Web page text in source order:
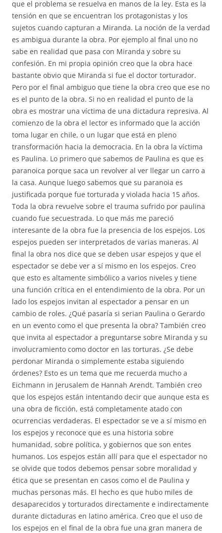
que el problema se resuelva en manos de la ley. Esta es la
tensión en que se encuentran los protagonistas y los
sujetos cuando capturan a Miranda. La noción de la verdad
es ambigua durante la obra. Por ejemplo al final uno no
sabe en realidad que pasa con Miranda y sobre su
confesión. En mi propia opinión creo que la obra hace
bastante obvio que Miranda si fue el doctor torturador.
Pero por el final ambiguo que tiene la obra creo que ese no
es el punto de la obra. Si no en realidad el punto de la
obra es mostrar una víctima de una dictadura represiva. Al
comienzo de la obra el lector es informado que la acción
toma lugar en chile, o un lugar que está en pleno
transformación hacia la democracia. En la obra la víctima
es Paulina. Lo primero que sabemos de Paulina es que es
paranoica porque saca un revolver al ver llegar un carro a
la casa. Aunque luego sabemos que su paranoia es
justificada porque fue torturada y violada hacia 15 años.
Toda la obra revuelve sobre el trauma sufrido por paulina
cuando fue secuestrada. Lo que más me pareció
interesante de la obra fue la presencia de los espejos. Los
espejos pueden ser interpretados de varias maneras. Al
final la obra nos dice que se deben usar espejos y que el
espectador se debe ver a sí mismo en los espejos. Creo
que esto es altamente simbólico a varios niveles y tiene
una función crítica en el entendimiento de la obra. Por un
lado los espejos invitan al espectador a pensar en un
cambio de roles. ¿Qué pasaría si serian Paulina o Gerardo
en un evento como el que presenta la obra? También creo
que invita al espectador a preguntarse sobre Miranda y su
involucramiento como doctor en las torturas. ¿Se debe
perdonar Miranda o simplemente estaba siguiendo
órdenes? Esto es un tema que me recuerda mucho a
Eichmann in Jerusalem de Hannah Arendt. También creo
que los espejos están intentando decir que aunque esta es
una obra de ficción, está completamente atado con
ocurrencias verdaderas. El espectador se ve a sí mismo en
los espejos y reconoce que es una historia sobre
humanidad, sobre política, y gobiernos que son entes
humanos. Los espejos están allí para que el espectador no
se olvide que todos debemos pensar sobre moralidad y
ética que se presentan en casos como el de Paulina y
muchas personas más. El hecho es que hubo miles de
desaparecidos y torturados directamente e indirectamente
durante dictaduras en latino américa. Creo que el uso de
los espejos en el final de la obra fue una gran manera de